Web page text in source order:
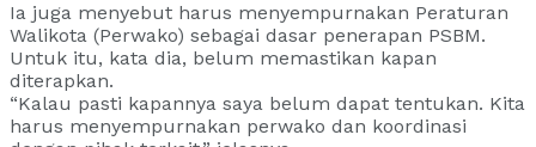
Ia juga menyebut harus menyempurnakan Peraturan
Walikota (Perwako) sebagai dasar penerapan PSBM.
Untuk itu, kata dia, belum memastikan kapan
diterapkan.
“Kalau pasti kapannya saya belum dapat tentukan. Kita
harus menyempurnakan perwako dan koordinasi